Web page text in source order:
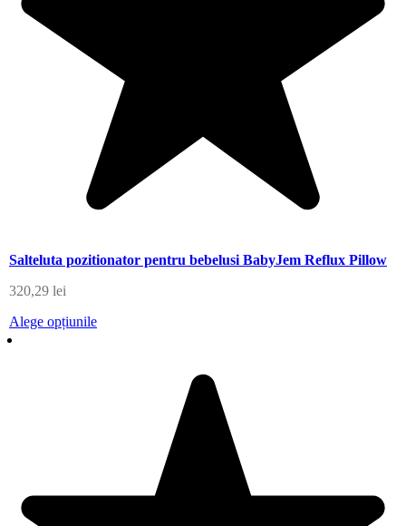
Salteluta pozitionator pentru bebelusi BabyJem Reflux Pillow
320,29 lei
Alege opțiunile